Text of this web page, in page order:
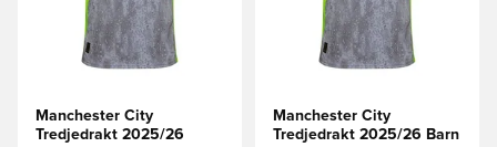
Manchester City
Tredjedrakt 2025/26
Manchester City
Tredjedrakt 2025/26 Barn